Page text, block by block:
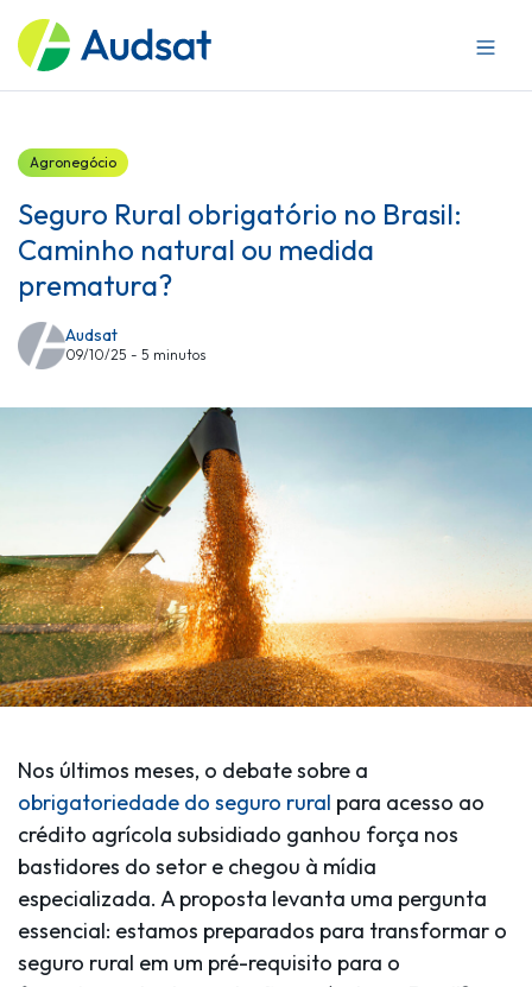
Sobre a Audsat
Mercados
Blog
Trabalhe conosco
Agronegócio
Seguro Rural obrigatório no Brasil:
Caminho natural ou medida
prematura?
Audsat
09/10/25 - 5 minutos
Nos últimos meses, o debate sobre a
obrigatoriedade do seguro rural para acesso ao
crédito agrícola subsidiado ganhou força nos
bastidores do setor e chegou à mídia
especializada. A proposta levanta uma pergunta
essencial: estamos preparados para transformar o
seguro rural em um pré-requisito para o